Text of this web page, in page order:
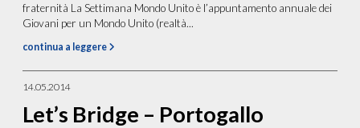
fraternità La Settimana Mondo Unito è l’appuntamento annuale dei
Giovani per un Mondo Unito (realtà...
continua a leggere
14.05.2014
Let’s Bridge – Portogallo